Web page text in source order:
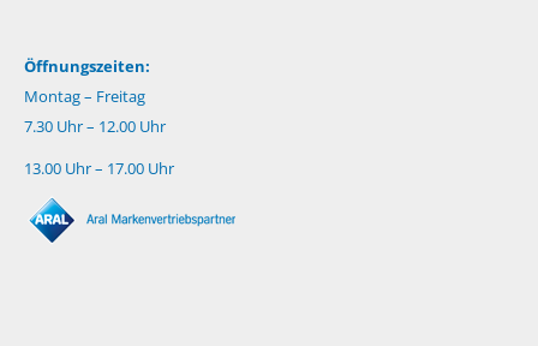
Öffnungszeiten:
Montag – Freitag
7.30 Uhr – 12.00 Uhr
13.00 Uhr – 17.00 Uhr